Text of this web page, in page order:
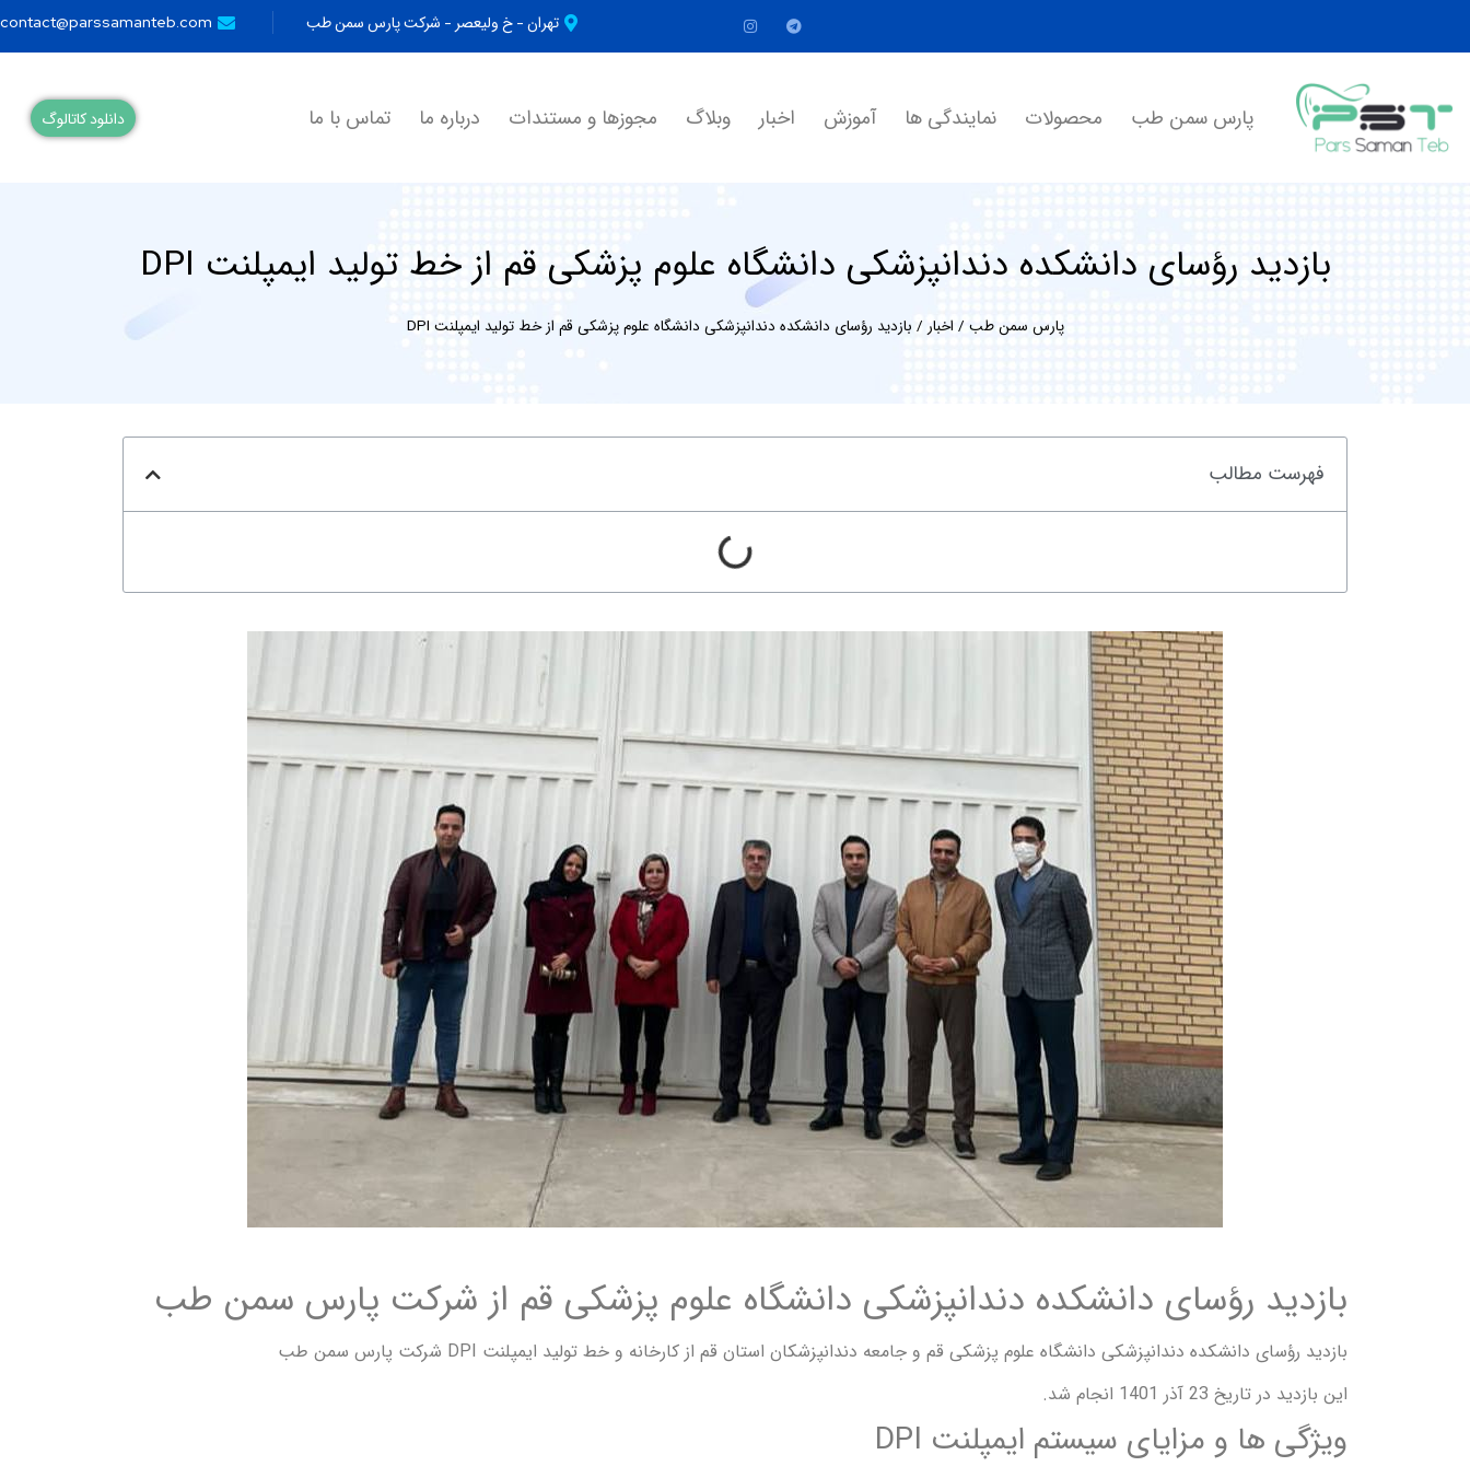
تهران - خ ولیعصر - شرکت پارس سمن طب contact@parssamanteb.com
پارس سمن طب محصولات نمایندگی ها آموزش اخبار وبلاگ مجوزها و مستندات درباره ما تماس با ما دانلود کاتالوگ
بازدید رؤسای دانشکده دندانپزشکی دانشگاه علوم پزشکی قم از خط تولید ایمپلنت DPI
پارس سمن طب / اخبار / بازدید رؤسای دانشکده دندانپزشکی دانشگاه علوم پزشکی قم از خط تولید ایمپلنت DPI
فهرست مطالب
بازدید رؤسای دانشکده دندانپزشکی دانشگاه علوم پزشکی قم از شرکت پارس سمن طب
بازدید رؤسای دانشکده دندانپزشکی دانشگاه علوم پزشکی قم و جامعه دندانپزشکان استان قم از کارخانه و خط تولید ایمپلنت DPI شرکت پارس سمن طب
این بازدید در تاریخ 23 آذر 1401 انجام شد.
ویژگی ها و مزایای سیستم ایمپلنت DPI